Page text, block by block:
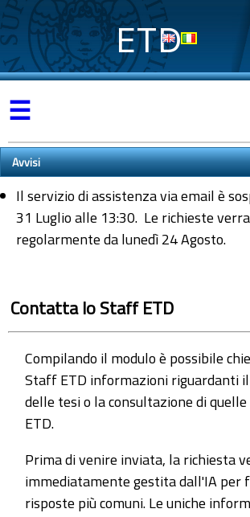
ETD
☰
Avvisi
Il servizio di assistenza via email è
31 Luglio alle 13:30. Le richieste
regolarmente da lunedì 24 Agosto.
Contatta lo Staff ETD
Compilando il modulo è possibile
Staff ETD informazioni riguardanti
delle tesi o la consultazione di
ETD.
Prima di venire inviata, la richiesta
immediatamente gestita dall'IA per
risposte più comuni. Le uniche